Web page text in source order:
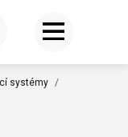
systémy